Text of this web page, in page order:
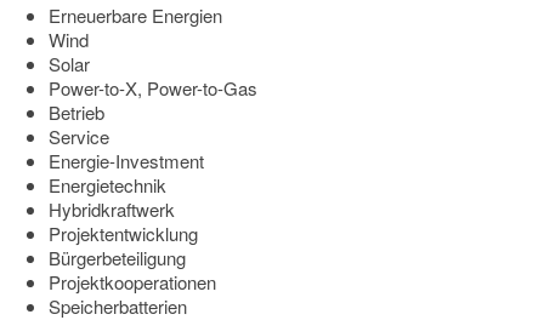
Erneuerbare Energien
Wind
Solar
Power-to-X, Power-to-Gas
Betrieb
Service
Energie-Investment
Energietechnik
Hybridkraftwerk
Projektentwicklung
Bürgerbeteiligung
Projektkooperationen
Speicherbatterien